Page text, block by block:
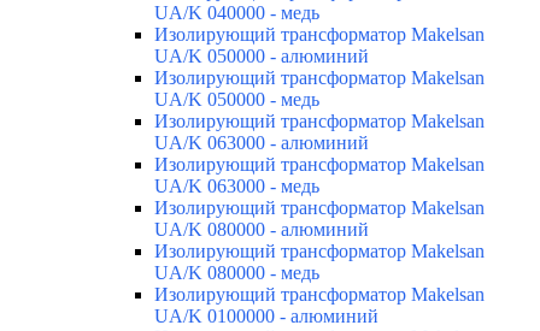
UA/K 040000 - медь
Изолирующий трансформатор Makelsan
UA/K 050000 - алюминий
Изолирующий трансформатор Makelsan
UA/K 050000 - медь
Изолирующий трансформатор Makelsan
UA/K 063000 - алюминий
Изолирующий трансформатор Makelsan
UA/K 063000 - медь
Изолирующий трансформатор Makelsan
UA/K 080000 - алюминий
Изолирующий трансформатор Makelsan
UA/K 080000 - медь
Изолирующий трансформатор Makelsan
UA/K 0100000 - алюминий